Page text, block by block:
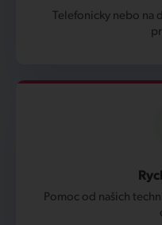
Telefonicky nebo na
Pomoc od našich